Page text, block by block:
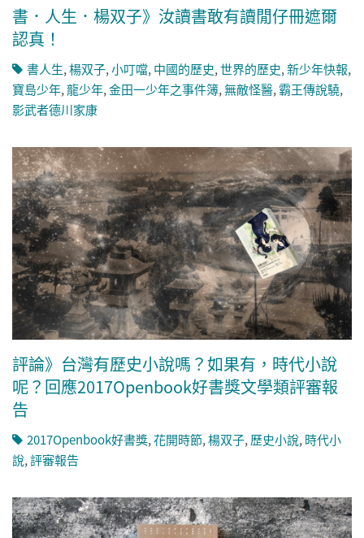
書．人生．楊双子》汝讀書敢有讀閒仔冊遮爾
認真！
書人生,楊双子,小叮噹,中國的歷史,世界的歷史,新少年快報,
寶島少年,龍少年,金田一少年之事件簿,無敵怪醫,霸王傳說驍,
影武者德川家康
評論》台灣有歷史小說嗎？如果有，時代小說
呢？回應2017Openbook好書獎文學類評審報
告
2017Openbook好書獎,花開時節,楊双子, 歷史小說, 時代小
說,評審報告